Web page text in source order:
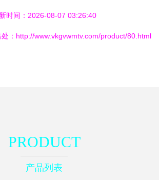
时间：2026-08-07 03:26:40
：http://www.vkgvwmtv.com/product/80.html
PRODUCT
产品列表